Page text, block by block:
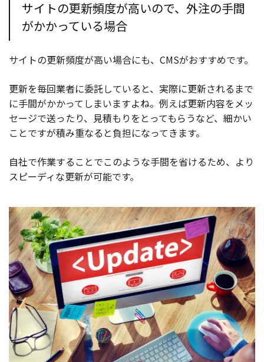
サイトの更新頻度が高いので、外注の手間
がかかっている場合
サイトの更新頻度が高い場合にも、CMSがおすすめです。
更新を毎回業者に委託していると、実際に更新されるまで
に手間がかかってしまいますよね。例えば更新内容をメッ
セージで送ったり、見積もりをとってもらうなど、細かい
ことですが積み重なると負担になってきます。
自社で作業することでこのような手間を省けるため、より
スピーディな更新が可能です。